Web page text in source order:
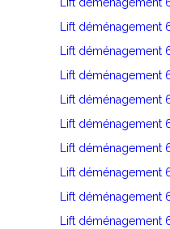
Lift déménagement
Lift déménagement
Lift déménagement
Lift déménagement
Lift déménagement
Lift déménagement
Lift déménagement
Lift déménagement
Lift déménagement
Lift déménagement